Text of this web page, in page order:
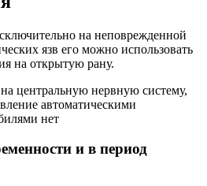
на неповрежденной
язв его можно использовать
на открытую рану.
и в период